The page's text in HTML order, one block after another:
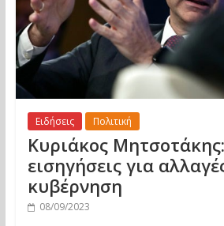
Ειδήσεις Πολιτική
Κυριάκος
εισηγήσεις για
κυβέρνηση
08/09/2023